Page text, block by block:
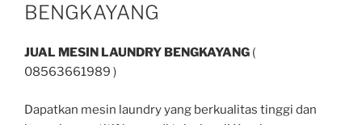
BENGKAYANG
JUAL MESIN LAUNDRY BENGKAYANG (
08563661989 )
Dapatkan mesin laundry yang berkualitas tinggi dan